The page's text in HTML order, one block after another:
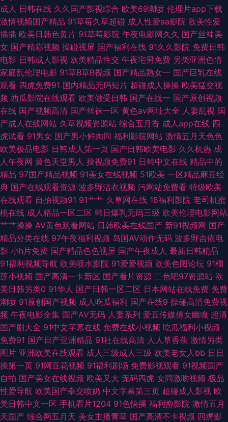
在线国产视频 先锋资源欧美 精品福利一区二区 91视频在线观看完整版 四虎
影院麻豆 国产av网站 最新浮力网址公 色妞妞婷婷操导航 成人版久久 91啪国
产 91视频在线观看视频免费 在线精品 91变态福利 欧韩avav 91熊猫tv网页
婷婷五月福利 玖玖资源综合楼 97资源共享 最新高清无码专区 亚洲色图免费
在线观看 人妻一区二区三区传媒 超碰国产人人干在线 91白浆 欧美精品网页
成人午夜福利视频 91精品视频下载 青草三级视频 www91线路一 成人性爱
伊人影院 操插日午夜AV影院 91白虎美女交配 欧美色香蕉视频导航 日本18禁
黄色 日本免费色视频国产 国产欧美线熟精 www干老女人com 91桃色视频在
线 日韩第9页 a片人与兽视频 影视先锋成人无码AV 日韩欧美专区 韩国伦理
片妈妈的朋友 92影院 91刺激在线视频 91青青视屏 亚洲精品五月婷婷 后入大
屁股 91传媒小视频 91深夜影院 AV色图福利导航 超碰激情网 福利色情导航
黄色仓库资源在线观看 婷婷深爱五月天 激情肏屄网 九1免费网页在线看
www先锋av 91社视频观看亚洲 91情侣操逼 日韩精品一区二区亚洲 91传媒
免费观看网址 www96黑料 国产探花传媒 欧美a在线视频观看 熟女飢渴一區
亚洲欧美福利导航 91传媒免费网站 91美女玉足 91诱惑 国产精品自产久久 麻
豆精品视频专区 人人妻人人爽 色呦呦丁香十月 伊人五月香蕉 91国自产啪 91
视频网页 97伊人网 超碰在线欧洲欧美97 深夜精品福利 影音先锋qj图区
成人 日韩在线 久久国产影视综合 欧美69潮喷 伦理片app下载
激情视频国产精品 91草莓久草超碰 成人性爱aa影院 欧美性爱
插插 欧美日韩色黄片 91草莓影院 午夜电影网久久 国产丝袜美
女 国产精彩视频 操碰视屏 国产福利在线 91久久影院 免费日韩
电影 日韩成人影视 欧美精品性交 午夜宅男免费 另类亚洲色情
家庭乱伦理电影 91草B草B视频 国产精品熟女一 国产巨乳在线
观看 四虎免费91 国内精品无码短片 超碰成人操操 欧美猛交视
频 西瓜影院在线观看 欧美做受日韩 国产在线一 国产原创视频
在线 国产视频高清 国产丝袜一区 黄色av网址大全 人妻乱视 国
产成人在线网站 久草视频资源站 综合五月香 成人app在线 四
虎试看 91男女 国产男小鲜肉同 福利影院网站 激情五月天色色
欧美极品电影 日韩成人第一页 国产日韩欧美电影 久久机热 成
人午夜网 黄色天堂男人 操视频免费91 日韩中文在线 精品中的
精品 97国产精品视频 91美女在线视频 51欧美 一区精品麻豆经
典 国产在线观看资源 波多野洁衣视频 污网站免费看 特级欧美
在线观看 自拍视频91 91艹艹 久草网在线 18福利影院 老司机蜜
桃在线 成人精品一区二区 韩日爆乳无码三级 欧美伦理电影网站
艹艹操操 AV黄色观看网站 日韩欧美在线国产 新91视频网 国产
精品分类在线 97午夜福利视频 岛国AV动作无码 波多野吉依电
影 小h片免费 国产精品色色视屏 国产午夜成人 最新日韩精品
91福利视频导航 欧美喷水影院 91爱爱视频 欧美色图论坛 91榴
莲小视频 国产高清一卡新区 国产看片资源 二色吧97资源站 欧
美日韩另类0 91华人 国产日韩一区二区 日本网站在线免费 免费
潮喷 91原创国产视频 成人吃瓜福利 国产在线9 操碰高清免费视
频 午夜电影全集 国产AV无码 人妻系列 爱豆传媒倩女幽魂 超清
国产剧大全 91中文字幕在线 免费在线小视频 吃瓜福利小视频
免费91 国产日产亚洲精品 91社在线高清 人人草香蕉 激情另类
图片 亚洲欧美在线观看 成人三级成人三级 欧美老女人bb 日日
操第一页 91网豆花视频 91福利剧场 免费影视观看 91视频国产
自拍 国产美女在线视频 欧美又大 无码四虎 女同激吻视频 极品
性爱导航 欧美国产拳交喷奶 中文字幕第三页 超碰成人影视 欧
美日韩中文一区 手机看片1204 91色快播 福利撸影院 激情五月
天国产 综合网五月天 美女主播青草 国产高清不卡视频 四虎影